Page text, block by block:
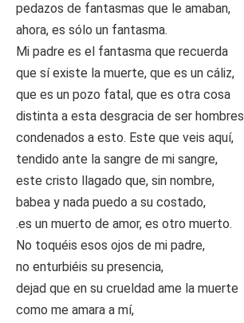
pedazos de fantasmas que le amaban,
ahora, es sólo un fantasma.
Mi padre es el fantasma que recuerda
que sí existe la muerte, que es un cáliz,
que es un pozo fatal, que es otra cosa
distinta a esta desgracia de ser hombres
condenados a esto. Este que veis aquí,
tendido ante la sangre de mi sangre,
este cristo llagado que, sin nombre,
babea y nada puedo a su costado,
.es un muerto de amor, es otro muerto.
No toquéis esos ojos de mi padre,
no enturbiéis su presencia,
dejad que en su crueldad ame la muerte
como me amara a mí,